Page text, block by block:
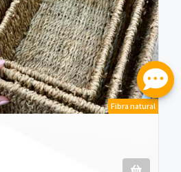
Fibra natural